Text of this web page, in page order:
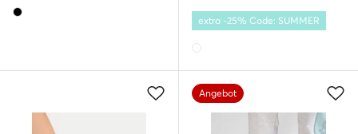
extra -25% Code: SUMMER
Angebot